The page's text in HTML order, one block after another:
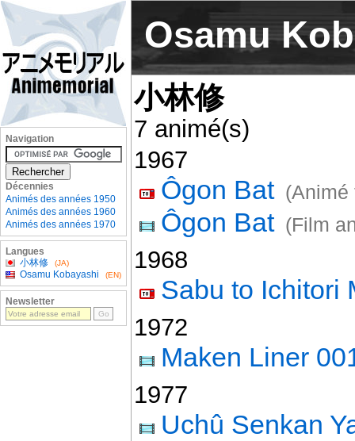
Osamu
小林修
7 animé(s)
1967
Ôgon Bat (Animé
Ôgon Bat (Film
1968
Sabu to Ichitori
1972
Maken Liner
1977
Uchû Senkan
Navigation
Décennies
Animés des années 1950
Animés des années 1960
Animés des années 1970
Langues
小林修
(JA)
Osamu Kobayashi (EN)
Newsletter